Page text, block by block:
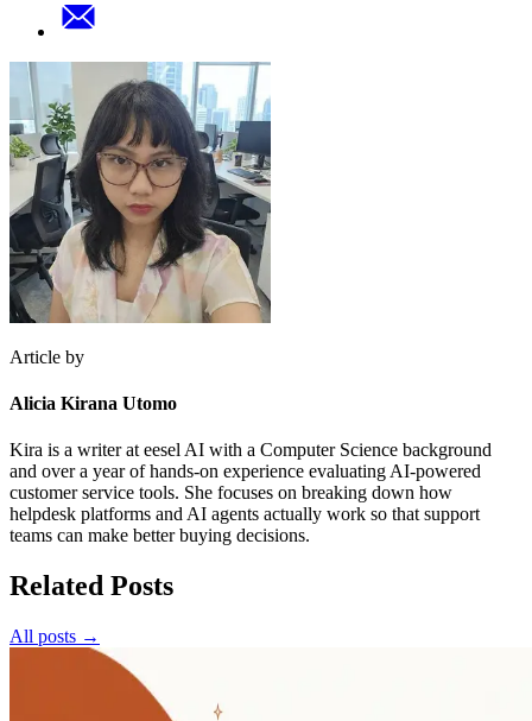
Article by
Alicia Kirana Utomo
Kira is a writer at eesel AI with a Computer Science background
and over a year of hands-on experience evaluating AI-powered
customer service tools. She focuses on breaking down how
helpdesk platforms and AI agents actually work so that support
teams can make better buying decisions.
Related Posts
All posts →